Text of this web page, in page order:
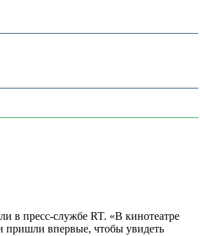
в пресс-службе RT. «В кинотеатре
пришли впервые, чтобы увидеть